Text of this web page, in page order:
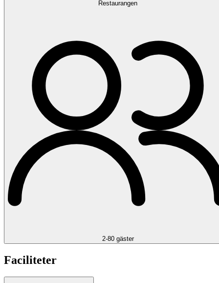
Restaurangen
2-80 gäster
Faciliteter